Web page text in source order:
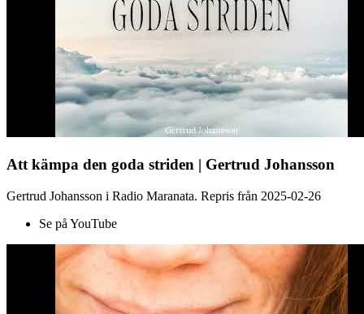
Att kämpa den goda striden | Gertrud Johansson
Gertrud Johansson i Radio Maranata. Repris från 2025-02-26
Se på YouTube